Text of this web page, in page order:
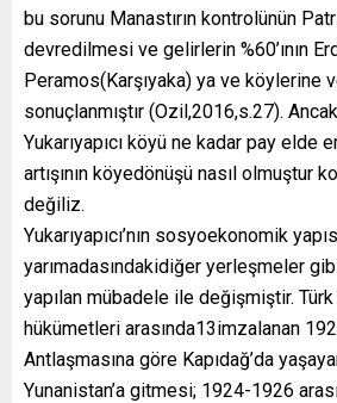
bu sorunu Manastırın kontrolünün
devredilmesi ve gelirlerin %60’ının
Peramos(Karşıyaka) ya ve köylerine
sonuçlanmıştır (Ozil,2016,s.27).
Yukarıyapıcı köyü ne kadar pay elde
artışının köyedönüşü nasıl olmuştur
değiliz.
Yukarıyapıcı’nın sosyoekonomik
yarımadasındakidiğer yerleşmeler
yapılan mübadele ile değişmiştir. Türk
hükümetleri arasında13imzalanan
Antlaşmasına göre Kapıdağ’da
Yunanistan’a gitmesi; 1924-1926